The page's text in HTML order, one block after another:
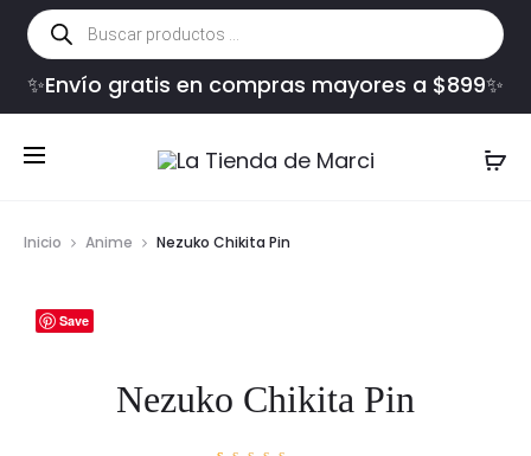
Búsqueda
de
productos
✨Envío gratis en compras mayores a $899✨
Inicio Anime Nezuko Chikita Pin
Save
Nezuko Chikita Pin